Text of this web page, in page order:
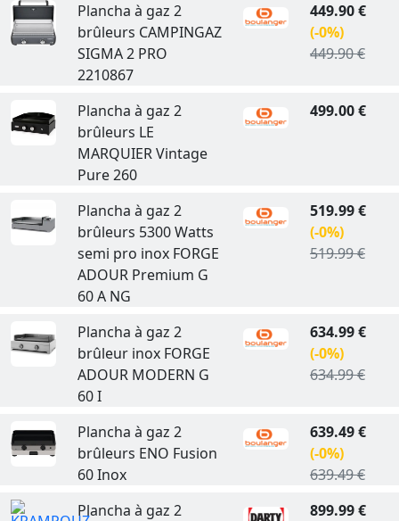
Plancha à gaz 2
brûleurs CAMPINGAZ
SIGMA 2 PRO
2210867
449.90 €
(-0%)
449.90 €
Plancha à gaz 2
brûleurs LE
MARQUIER Vintage
Pure 260
499.00 €
Plancha à gaz 2
brûleurs 5300 Watts
semi pro inox FORGE
ADOUR Premium G
60 A NG
519.99 €
(-0%)
519.99 €
Plancha à gaz 2
brûleur inox FORGE
ADOUR MODERN G
60 I
634.99 €
(-0%)
634.99 €
Plancha à gaz 2
brûleurs ENO Fusion
60 Inox
639.49 €
(-0%)
639.49 €
Plancha à gaz 2
899.99 €